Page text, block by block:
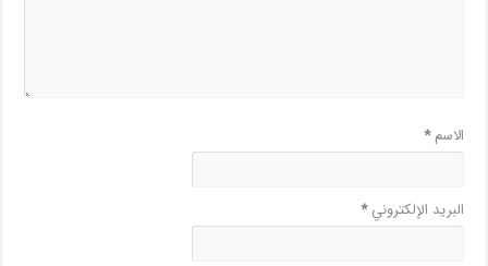
الاسم*
البريد الإلكتروني*